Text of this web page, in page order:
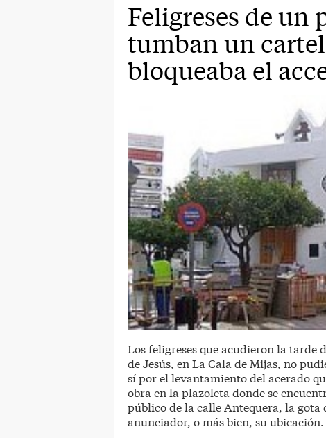
Feligreses de un
tumban un
bloqueaba el
Los feligreses que acudieron la tarde
de Jesús, en La Cala de Mijas, no
sí por el levantamiento del acerado
obra en la plazoleta donde se
público de la calle Antequera, la gota
anunciador, o más bien, su ubicación.